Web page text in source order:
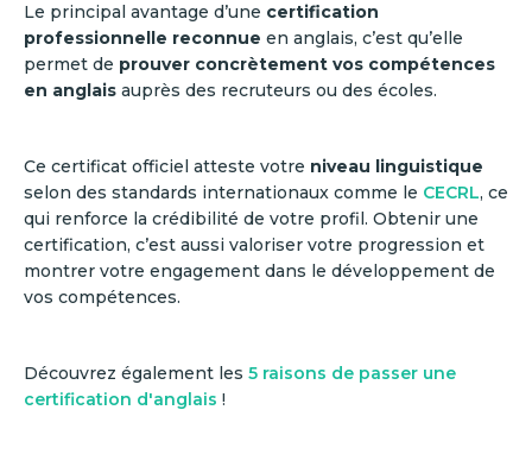
Le principal avantage d’une certification
professionnelle reconnue en anglais, c’est qu’elle
permet de prouver concrètement vos compétences
en anglais auprès des recruteurs ou des écoles.
Ce certificat officiel atteste votre niveau linguistique
selon des standards internationaux comme le CECRL, ce
qui renforce la crédibilité de votre profil. Obtenir une
certification, c’est aussi valoriser votre progression et
montrer votre engagement dans le développement de
vos compétences.
Découvrez également les 5 raisons de passer une
certification d'anglais !